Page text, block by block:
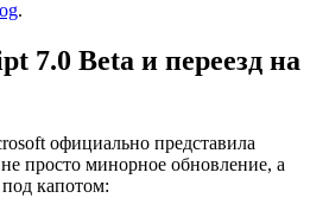
.
7.0 Beta и переезд на
официально представила
просто минорное обновление, а
капотом: